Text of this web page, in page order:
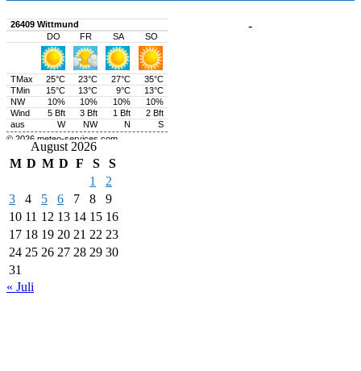
-
August 2026
M D M D F S
S
1
2
3
4 5 6 7 8
9
10 11 12 13 14 15 16
17 18 19 20 21 22 23
24 25 26 27 28 29 30
31
« Juli